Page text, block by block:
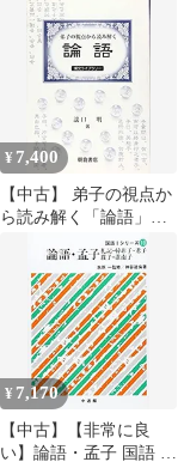
¥ 7,400
【中古】 弟子の視点か
ら読み解く「論語」
(漢文ライブラリー)
¥ 7,170
【中古】【非常に良
い】論語・孟子 国語 I